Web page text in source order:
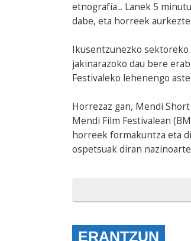
etnografía... Lanek 5
dabe, eta horreek
Ikusentzunezko
jakinarazoko dau bere
Festivaleko lehenengo
Horrezaz gan, Mendi
Mendi Film Festivalean
horreek formakuntza eta
ospetsuak diran
ERANTZUN